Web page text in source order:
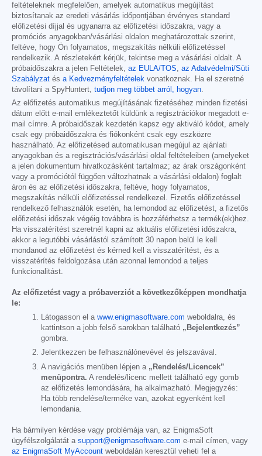
feltételeknek megfelelően, amelyek automatikus megújítást
biztosítanak az eredeti vásárlás időpontjában érvényes standard
előfizetési díjjal és ugyanarra az előfizetési időszakra, vagy a
promóciós anyagokban/vásárlási oldalon meghatározottak szerint,
feltéve, hogy Ön folyamatos, megszakítás nélküli előfizetéssel
rendelkezik. A részletekért kérjük, tekintse meg a vásárlási oldalt. A
próbaidőszakra a jelen Feltételek, az EULA/TOS, az Adatvédelmi/Süti
Szabályzat és a Kedvezményfeltételek vonatkoznak. Ha el szeretné
távolítani a SpyHuntert, tudjon meg többet arról, hogyan.
Az előfizetés automatikus megújításának fizetéséhez minden fizetési
dátum előtt e-mail emlékeztetőt küldünk a regisztrációkor megadott e-
mail címre. A próbaidőszak kezdetén kapsz egy aktiváló kódot, amely
csak egy próbaidőszakra és fiókonként csak egy eszközre
használható. Az előfizetésed automatikusan megújul az ajánlati
anyagokban és a regisztrációs/vásárlási oldal feltételeiben (amelyeket
a jelen dokumentum hivatkozásként tartalmaz; az árak országonként
vagy a promóciótól függően változhatnak a vásárlási oldalon) foglalt
áron és az előfizetési időszakra, feltéve, hogy folyamatos,
megszakítás nélküli előfizetéssel rendelkezel. Fizetős előfizetéssel
rendelkező felhasználók esetén, ha lemondod az előfizetést, a fizetős
előfizetési időszak végéig továbbra is hozzáférhetsz a termék(ek)hez.
Ha visszatérítést szeretnél kapni az aktuális előfizetési időszakra,
akkor a legutóbbi vásárlástól számított 30 napon belül le kell
mondanod az előfizetést és kérned kell a visszatérítést, és a
visszatérítés feldolgozása után azonnal lemondod a teljes
funkcionalitást.
Az előfizetést vagy a próbaverziót a következőképpen mondhatja
le:
Látogasson el a www.enigmasoftware.com weboldalra, és
kattintson a jobb felső sarokban található „Bejelentkezés”
gombra.
Jelentkezzen be felhasználónevével és jelszavával.
A navigációs menüben lépjen a „Rendelés/Licencek”
menüpontra. A rendelés/licenc mellett található egy gomb
az előfizetés lemondására, ha alkalmazható. Megjegyzés:
Ha több rendelése/terméke van, azokat egyenként kell
lemondania.
Ha bármilyen kérdése vagy problémája van, az EnigmaSoft
ügyfélszolgálatát a support@enigmasoftware.com e-mail címen, vagy
az EnigmaSoft MyAccount weboldalán keresztül veheti fel a